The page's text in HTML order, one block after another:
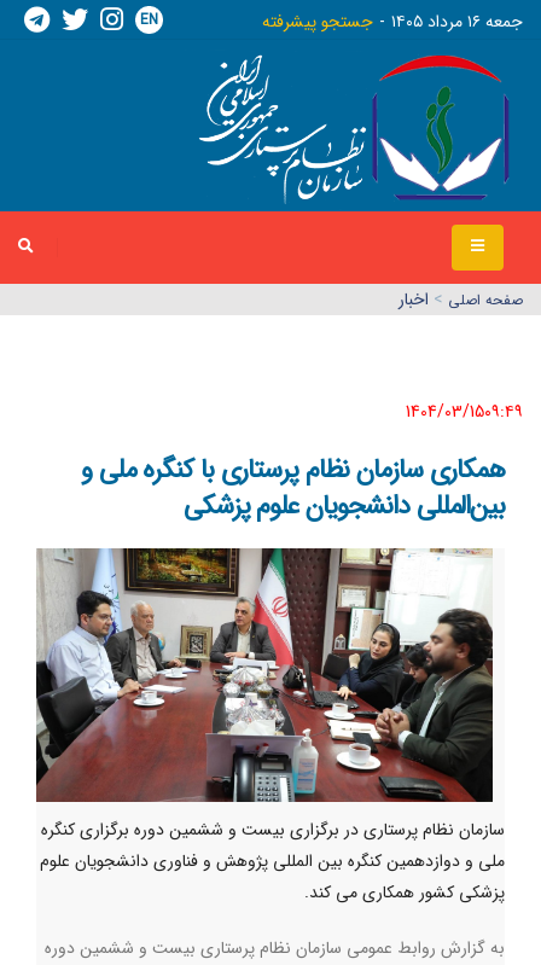
جمعه ١٦ مرداد ١٤٠٥ جستجو پیشرفته EN
صفحه اصلي > اخبار
1404/03/15٠٩:٤٩
همکاری سازمان نظام پرستاری با کنگره ملی و
بین‌المللی دانشجویان علوم پزشکی
سازمان نظام پرستاری در برگزاری بیست و ششمین دوره برگزاری کنگره
ملی و دوازدهمین کنگره بین المللی پژوهش و فناوری دانشجویان علوم
پزشکی کشور همکاری می کند.
به گزارش روابط عمومی سازمان نظام پرستاری بیست و ششمین دوره